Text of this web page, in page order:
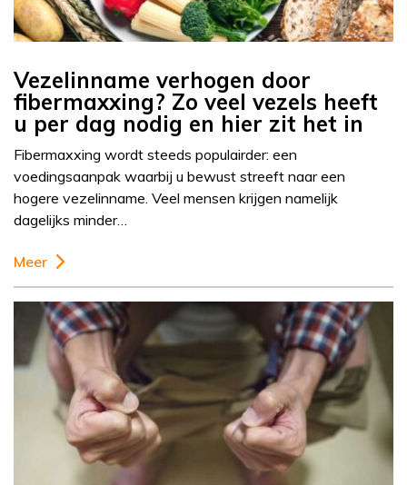
Vezelinname verhogen door
fibermaxxing? Zo veel vezels heeft
u per dag nodig en hier zit het in
Fibermaxxing wordt steeds populairder: een
voedingsaanpak waarbij u bewust streeft naar een
hogere vezelinname. Veel mensen krijgen namelijk
dagelijks minder…
Meer